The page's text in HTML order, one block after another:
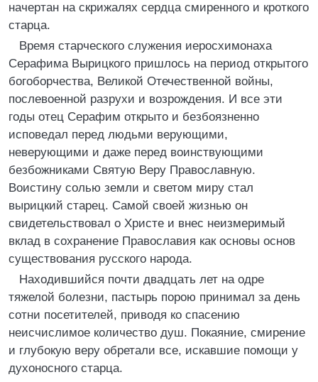
начертан на скрижалях сердца смиренного и кроткого
старца.
Время старческого служения иеросхимонаха
Серафима Вырицкого пришлось на период открытого
богоборчества, Великой Отечественной войны,
послевоенной разрухи и возрождения. И все эти
годы отец Серафим открыто и безбоязненно
исповедал перед людьми верующими,
неверующими и даже перед воинствующими
безбожниками Святую Веру Православную.
Воистину солью земли и светом миру стал
вырицкий старец. Самой своей жизнью он
свидетельствовал о Христе и внес неизмеримый
вклад в сохранение Православия как основы основ
существования русского народа.
Находившийся почти двадцать лет на одре
тяжелой болезни, пастырь порою принимал за день
сотни посетителей, приводя ко спасению
неисчислимое количество душ. Покаяние, смирение
и глубокую веру обретали все, искавшие помощи у
духоносного старца.